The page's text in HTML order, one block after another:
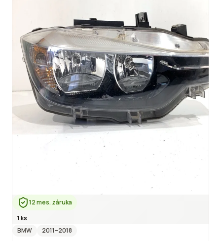
12 mes. záruka
1 ks
BMW
2011–2018